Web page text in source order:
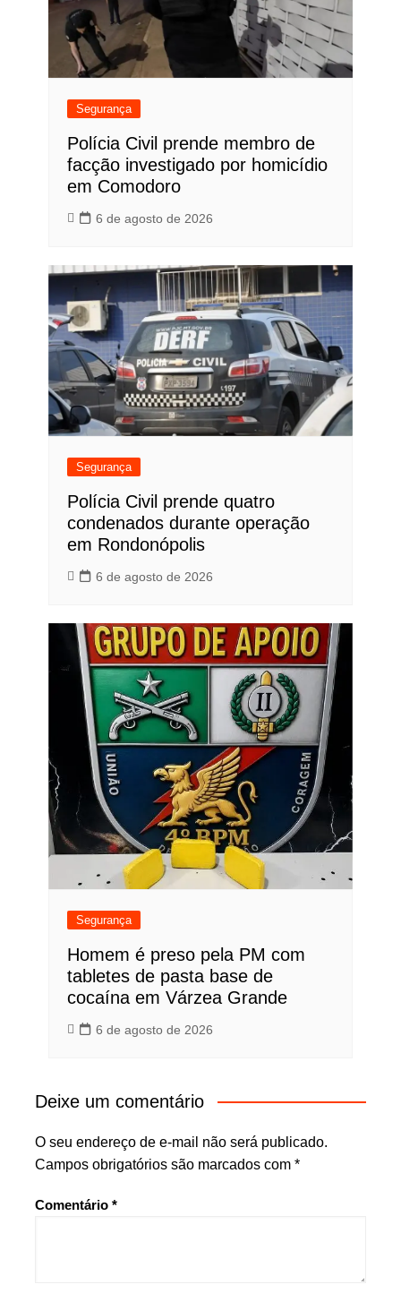
Segurança
Polícia Civil prende membro de
facção investigado por homicídio
em Comodoro
6 de agosto de 2026
Segurança
Polícia Civil prende quatro
condenados durante operação
em Rondonópolis
6 de agosto de 2026
Segurança
Homem é preso pela PM com
tabletes de pasta base de
cocaína em Várzea Grande
6 de agosto de 2026
Deixe um comentário
O seu endereço de e-mail não será publicado.
Campos obrigatórios são marcados com *
Comentário *